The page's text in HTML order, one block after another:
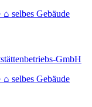
⌂ selbes Gebäude
GmbH
⌂ selbes Gebäude